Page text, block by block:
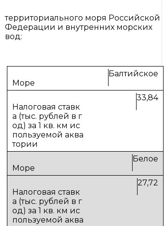
территориального моря Российской
Федерации и внутренних морских
вод:
Балтийское
33,84
Белое
27,72